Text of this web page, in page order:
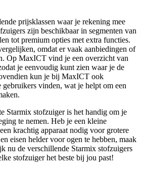
prijsklassen waar je rekening mee
zijn beschikbaar in segmenten van
tot premium opties met extra functies.
omdat er vaak aanbiedingen of
Op MaxICT vind je een overzicht van
je eenvoudig kunt zien waar je de
kun je bij MaxICT ook
gebruikers vinden, wat je helpt om een
Starmix stofzuiger is het handig om je
te nemen. Heb je een kleine
krachtig apparaat nodig voor grotere
eisen helder voor ogen te hebben, maak
nu de verschillende Starmix stofzuigers
stofzuiger het beste bij jou past!